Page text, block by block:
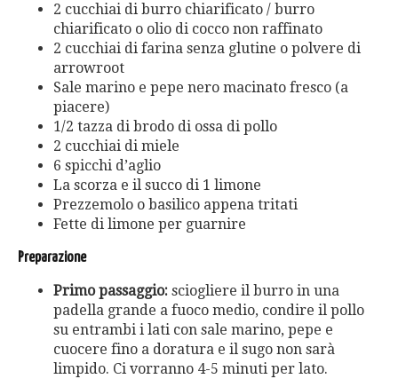
2 cucchiai di burro chiarificato / burro
chiarificato o olio di cocco non raffinato
2 cucchiai di farina senza glutine o polvere di
arrowroot
Sale marino e pepe nero macinato fresco (a
piacere)
1/2 tazza di brodo di ossa di pollo
2 cucchiai di miele
6 spicchi d’aglio
La scorza e il succo di 1 limone
Prezzemolo o basilico appena tritati
Fette di limone per guarnire
Preparazione
Primo passaggio: sciogliere il burro in una
padella grande a fuoco medio, condire il pollo
su entrambi i lati con sale marino, pepe e
cuocere fino a doratura e il sugo non sarà
limpido. Ci vorranno 4-5 minuti per lato.